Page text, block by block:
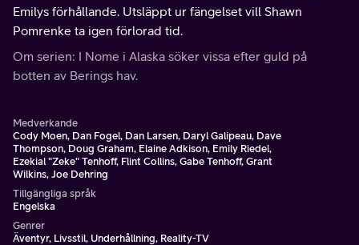
Emilys förhållande. Utsläppt ur fängelset vill Shawn
Pomrenke ta igen förlorad tid.
Om serien: I Nome i Alaska söker vissa efter guld på
botten av Berings hav.
Medverkande
Cody Moen, Dan Fogel, Dan Larsen, Daryl Galipeau, Dave
Thompson, Doug Graham, Elaine Adkison, Emily Riedel,
Ezekial "Zeke" Tenhoff, Flint Collins, Gabe Tenhoff, Grant
Wilkins, Joe Dehring
Tillgängliga språk
Engelska
Genrer
Äventyr, Livsstil, Underhållning, Reality-TV